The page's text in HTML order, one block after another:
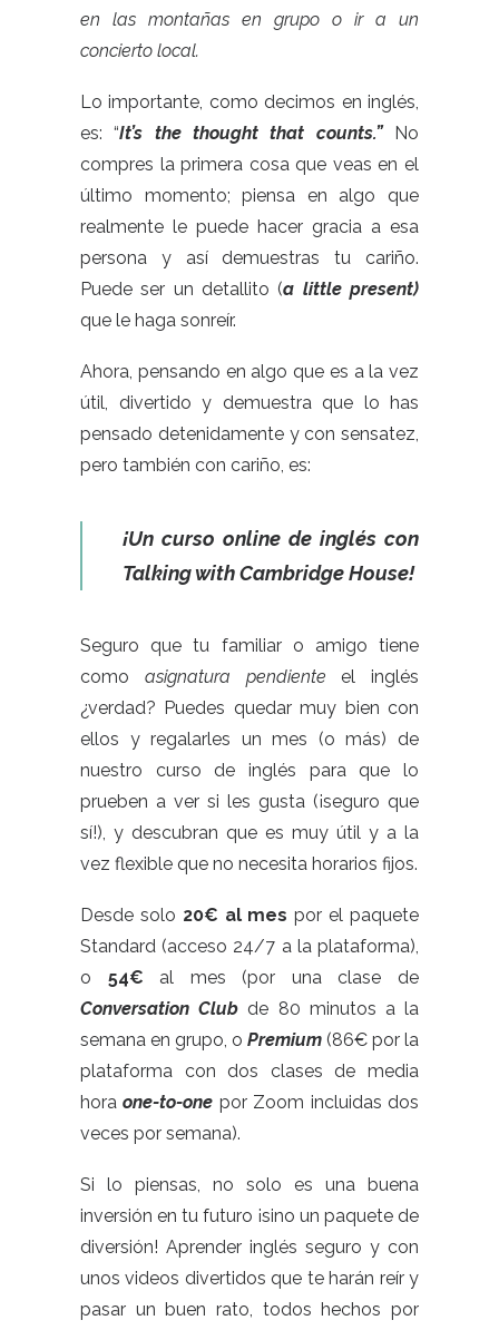
en las montañas en grupo o ir a un
concierto local.
Lo importante, como decimos en inglés,
es: “It’s the thought that counts.”No
compres la primera cosa que veas en el
último momento; piensa en algo que
realmente le puede hacer gracia a esa
persona y así demuestras tu cariño.
Puede ser un detallito (a little present)
que le haga sonreír.
Ahora, pensando en algo que es a la vez
útil, divertido y demuestra que lo has
pensado detenidamente y con sensatez,
pero también con cariño, es:
¡Un curso online de inglés con
Talking with Cambridge House!
Seguro que tu familiar o amigo tiene
como asignatura pendiente el inglés
¿verdad? Puedes quedar muy bien con
ellos y regalarles un mes (o más) de
nuestro curso de inglés para que lo
prueben a ver si les gusta (¡seguro que
sí!), y descubran que es muy útil y a la
vez flexible que no necesita horarios fijos.
Desde solo 20€ al mes por el paquete
Standard (acceso 24/7 a la plataforma),
o 54€ al mes (por una clase de
Conversation Club de 80 minutos a la
semana en grupo, o Premium (86€ por la
plataforma con dos clases de media
horaone-to-one por Zoom incluidas dos
veces por semana).
Si lo piensas, no solo es una buena
inversión en tu futuro ¡sino un paquete de
diversión! Aprender inglés seguro y con
unos videos divertidos que te harán reír y
pasar un buen rato, todos hechos por